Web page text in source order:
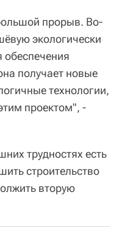
прорыв. Во-
экологически
обеспечения
получает новые
технологии,
проектом", -
трудностях есть
строительство
вторую